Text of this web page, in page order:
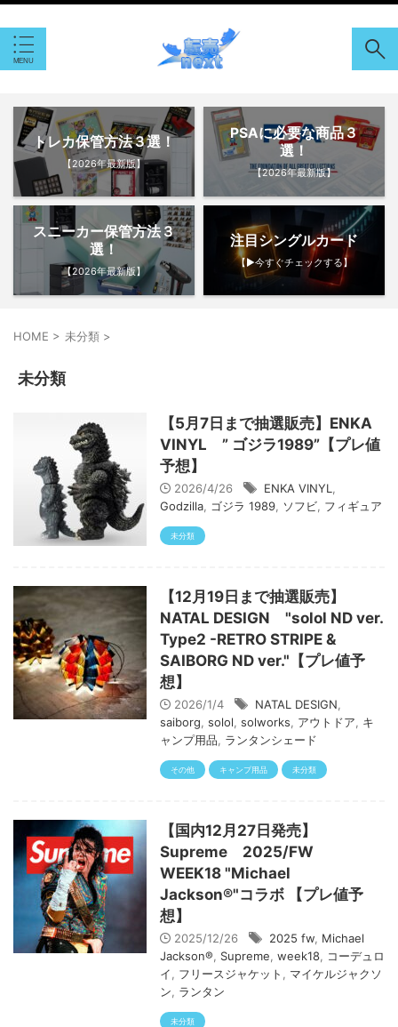
トレカ保管方法３選！
【2026年最新版】
PSAに必要な商品３
選！
【2026年最新版】
スニーカー保管方法３
選！
【2026年最新版】
注目シングルカード
【▶︎今すぐチェックする】
HOME > 未分類 >
未分類
【5月7日まで抽選販売】ENKA
VINYL ” ゴジラ1989”【プレ値
予想】
2026/4/26 ENKA VINYL
Godzilla
ゴジラ 1989 ソフビ フィギュア
未分類
【12月19日まで抽選販売】
NATAL DESIGN "solol ND ver.
Type2 -RETRO STRIPE &
SAIBORG ND ver."【プレ値予
想】
2026/1/4 NATAL DESIGN
saiborg solol solworks アウトドア
キ
ャンプ用品
ランタンシェード
その他 キャンプ用品 未分類
【国内12月27日発売】
Supreme 2025/FW
WEEK18 "Michael
Jackson®"コラボ 【プレ値予
想】
2025/12/26 2025 fw Michael
Jackson®
Supreme week18
コーデュロ
イ
フリースジャケット
マイケルジャクソ
ン
ランタン
未分類